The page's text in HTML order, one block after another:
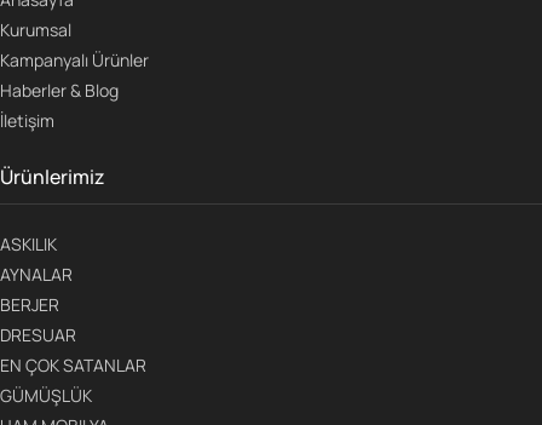
Kurumsal
Kampanyalı Ürünler
Haberler & Blog
İletişim
Ürünlerimiz
ASKILIK
AYNALAR
BERJER
DRESUAR
EN ÇOK SATANLAR
GÜMÜŞLÜK